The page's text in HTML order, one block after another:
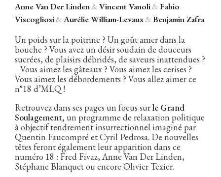
Anne Van Der Linden&Vincent Vanoli&Fabio
Viscogliosi&Aurélie William-Levaux&Benjamin Zafra
Un poids sur la poitrine ? Un goût amer dans la
bouche ? Vous avez un désir soudain de douceurs
sucrées, de plaisirs débridés, de saveurs inattendues ?
Vous aimez les gâteaux ? Vous aimez les cerises ?
Vous aimez les débordements ? Vous allez aimer ce
n°18 d’MLQ !
Retrouvez dans ses pages un focus surle Grand
Soulagement, un programme de relaxation politique
à objectif tendrement insurrectionnel imaginé par
Quentin Faucompré et Cyril Pedrosa. De nouvelles
têtes feront également leur apparition dans ce
numéro 18 : Fred Fivaz, Anne Van Der Linden,
Stéphane Blanquet ou encore Olivier Texier.